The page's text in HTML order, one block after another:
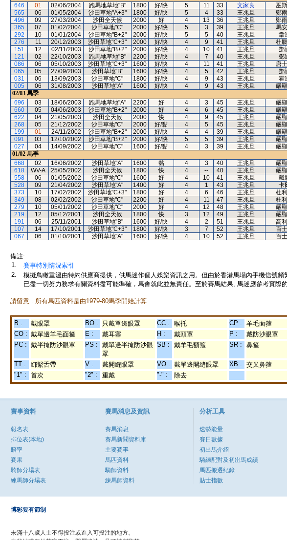
646
01 02/06/2004 跑馬地草地"B" 1800 好/快 5 11 33 文家良 巫
565
06 01/05/2004 沙田草地"A+3" 1800 好/快 5 4 33 王兆旦 鄭
496
09 27/03/2004 沙田全天候 2000 好 4 13 36 王兆旦 鄭
365
07 01/02/2004 沙田草地"C" 2000 好/快 5 3 39 王兆旦 馬
292
10 01/01/2004 沙田草地"B+2" 2000 好/快 5 5 40 王兆旦 韋
276
11 20/12/2003 沙田草地"C+3" 2000 好/快 4 9 41 王兆旦 杜
151
12 02/11/2003 沙田草地"B+2" 2000 好/快 4 10 41 王兆旦 鄧
121
02 22/10/2003 跑馬地草地"B" 2200 好/快 4 7 40 王兆旦 鄧
086
06 05/10/2003 沙田草地"C+3" 1600 好/快 4 11 41 王兆旦 唐
065
05 27/09/2003 沙田草地"B" 1600 好/快 4 5 42 王兆旦 鄧
031
06 13/09/2003 沙田草地"C" 1800 好/快 4 9 43 王兆旦 霍
005
06 31/08/2003 沙田草地"A" 1600 好/快 4 9 43 王兆旦 嚴
02/03 馬季
696
03 18/06/2003 跑馬地草地"A" 2200 好 4 3 45 王兆旦 嚴
660
05 04/06/2003 沙田草地"B+2" 2000 好 4 6 45 王兆旦 嚴
622
04 21/05/2003 沙田全天候 2000 快 4 9 45 王兆旦 嚴
268
05 21/12/2002 沙田草地"C" 2000 好/黏 4 5 45 王兆旦 嚴
199
01 24/11/2002 沙田草地"B+2" 2000 好/快 4 4 39 王兆旦 嚴
091
03 12/10/2002 沙田草地"B+2" 2000 好/快 5 5 39 王兆旦 嚴
027
04 14/09/2002 沙田草地"C" 1600 好/黏 4 3 39 王兆旦 嚴
01/02 馬季
668
02 16/06/2002 沙田草地"A" 1600 黏 4 3 40 王兆旦 嚴
618
WV-A 25/05/2002 沙田全天候 1800 快 4 -- 40 王兆旦 嚴
558
06 01/05/2002 沙田草地"C" 1600 好 4 10 41 王兆旦 戴
528
09 21/04/2002 沙田草地"A" 1400 好 4 1 43 王兆旦 卡
373
10 17/02/2002 沙田草地"C+3" 1800 好 4 6 46 王兆旦 杜
349
08 02/02/2002 沙田草地"C" 2200 好 4 11 47 王兆旦 杜
279
10 05/01/2002 沙田草地"C" 2000 好 4 12 48 王兆旦 嚴
219
12 05/12/2001 沙田全天候 1800 快 3 12 49 王兆旦 嚴
191
06 25/11/2001 沙田草地"B" 1600 好/快 4 2 51 王兆旦 高
107
14 17/10/2001 沙田草地"C+3" 1800 好/快 3 7 52 王兆旦 百
067
06 01/10/2001 沙田草地"A" 1600 好/快 4 10 52 王兆旦 百
備註:
1.
賽事特別情況索引
2.
模擬鳥瞰重溫由特約供應商提供，供馬迷作個人娛樂資訊之用。但由於香港馬場內手機信號
已盡一切努力務求有關資料盡可能準確，馬會就此並無責任。至於賽馬結果, 馬迷應參考實際的
請留意 : 所有馬匹資料是由1979-80馬季開始計算
B : 戴眼罩 BO : 只戴單邊眼罩 CC : 喉托 CP :
羊毛面箍
CO : 戴單邊羊毛面箍 E : 戴耳塞 H : 戴頭罩 P :
戴防沙眼罩
PC : 戴半掩防沙眼罩 PS :
戴單邊半掩防沙眼
罩
SB : 戴羊毛額箍 SR : 鼻箍
TT : 綁繫舌帶 V : 戴開縫眼罩 VO : 戴單邊開縫眼罩 XB :
交叉鼻箍
"1" :
首次 "2" : 重戴 "-" : 除去
賽事資料
報名表
排位表(本地)
賠率
賽果
騎師分場表
練馬師分場表
賽馬消息及資訊
賽馬消息
賽馬新聞資料庫
主要賽事
馬匹資料
騎師資料
練馬師資料
分析工具
速勢能量
賽日數據
初出馬介紹
騎練配對及初岀馬成績
馬匹搬遷紀錄
貼士指數
博彩要有節制
未滿十八歲人士不得投注或進入可投注的地方。